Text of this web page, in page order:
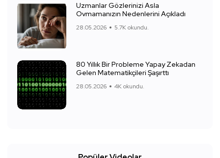
Uzmanlar Gözlerinizi Asla
Ovmamanızın Nedenlerini Açıkladı
28.05.2026 5.7K okundu.
80 Yıllık Bir Probleme Yapay Zekadan
Gelen Matematikçileri Şaşırttı
28.05.2026 4K okundu.